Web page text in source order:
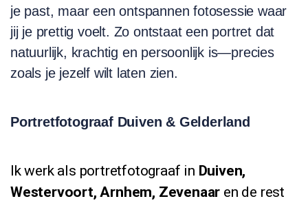
je past, maar een ontspannen fotosessie waar
jij je prettig voelt. Zo ontstaat een portret dat
natuurlijk, krachtig en persoonlijk is—precies
zoals je jezelf wilt laten zien.
Portretfotograaf Duiven & Gelderland
Ik werk als portretfotograaf in Duiven,
Westervoort, Arnhem, Zevenaar en de rest